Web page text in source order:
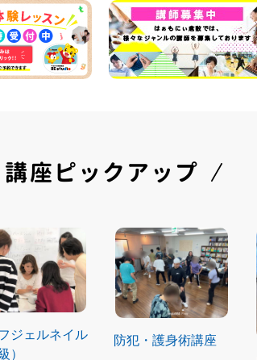
講座ピックアップ
ジェルネイル
）
防犯・護身術講座